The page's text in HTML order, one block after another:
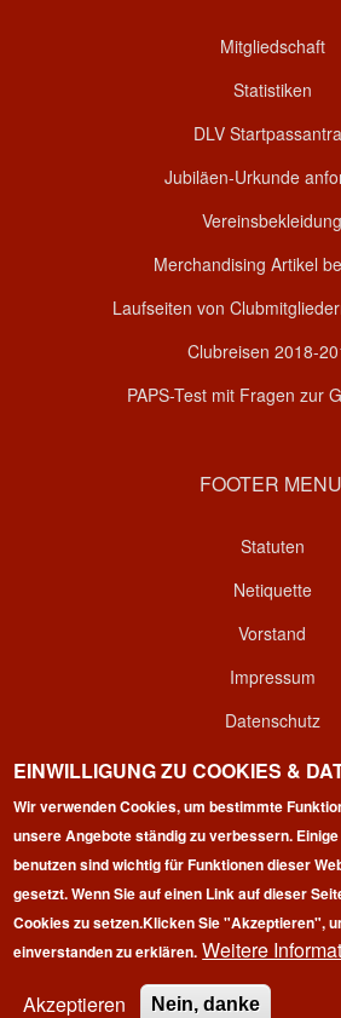
Mitgliedschaft
Statistiken
DLV
Jubiläen-Urkunde
Vereinsbekleidung
Merchandising Artikel
Laufseiten von
Clubreisen 2018-
PAPS-Test mit Fragen zur
FOOTER MENU
Statuten
Netiquette
Vorstand
Impressum
Datenschutz
Kontakt
Login
Copyright © 2026 | 100 Marathon Club
rights reserved.
EINWILLIGUNG ZU COOKIES &
Wir verwenden Cookies, um bestimmte
unsere Angebote ständig zu verbessern.
benutzen sind wichtig für Funktionen dieser
gesetzt. Wenn Sie auf einen Link auf dieser
Cookies zu setzen.Klicken Sie "Akzeptieren",
einverstanden zu erklären. Weitere
Akzeptieren
Nein, danke